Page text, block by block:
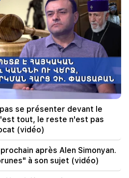
perdre son
prochain après Alen
des "prunes" à son
de circulation sur
va changer
joué à Bakou. Jeanne
se présenter devant le
tout, le reste n'est pas
(vidéo)
après Alen Simonyan.
à son sujet (vidéo)